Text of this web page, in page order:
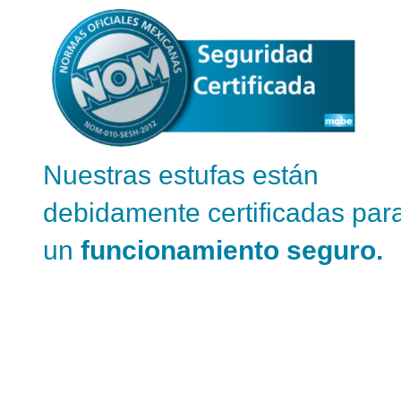
Nuestras estufas están
debidamente certificadas
un funcionamiento seguro.